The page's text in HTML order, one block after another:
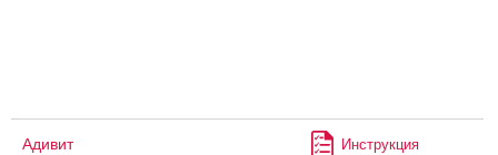
Адивит Инструкция